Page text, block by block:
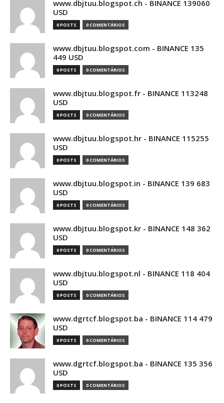
www.dbjtuu.blogspot.ch - BINANCE 139060
USD
0 POSTS 0 COMENTÁRIOS
www.dbjtuu.blogspot.com - BINANCE 135
449 USD
0 POSTS 0 COMENTÁRIOS
www.dbjtuu.blogspot.fr - BINANCE 113248
USD
0 POSTS 0 COMENTÁRIOS
www.dbjtuu.blogspot.hr - BINANCE 115255
USD
0 POSTS 0 COMENTÁRIOS
www.dbjtuu.blogspot.in - BINANCE 139 683
USD
0 POSTS 0 COMENTÁRIOS
www.dbjtuu.blogspot.kr - BINANCE 148 362
USD
0 POSTS 0 COMENTÁRIOS
www.dbjtuu.blogspot.nl - BINANCE 118 404
USD
0 POSTS 0 COMENTÁRIOS
www.dgrtcf.blogspot.ba - BINANCE 114 479
USD
0 POSTS 0 COMENTÁRIOS
www.dgrtcf.blogspot.ba - BINANCE 135 356
USD
0 POSTS 0 COMENTÁRIOS